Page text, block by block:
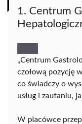
1. Centrum
„Centrum
czołową pozycję
co świadczy o
usług i zaufaniu,
W placówce